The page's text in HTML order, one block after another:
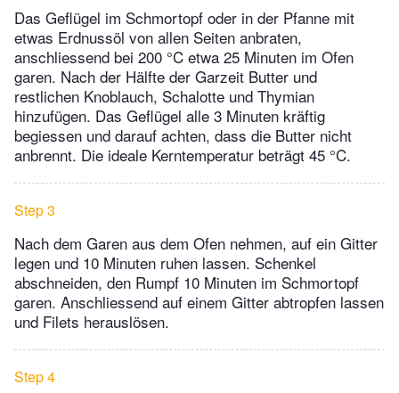
Das Geflügel im Schmortopf oder in der Pfanne mit
etwas Erdnussöl von allen Seiten anbraten,
anschliessend bei 200 °C etwa 25 Minuten im Ofen
garen. Nach der Hälfte der Garzeit Butter und
restlichen Knoblauch, Schalotte und Thymian
hinzufügen. Das Geflügel alle 3 Minuten kräftig
begiessen und darauf achten, dass die Butter nicht
anbrennt. Die ideale Kerntemperatur beträgt 45 °C.
Step 3
Nach dem Garen aus dem Ofen nehmen, auf ein Gitter
legen und 10 Minuten ruhen lassen. Schenkel
abschneiden, den Rumpf 10 Minuten im Schmortopf
garen. Anschliessend auf einem Gitter abtropfen lassen
und Filets herauslösen.
Step 4